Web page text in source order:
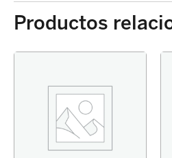
Productos